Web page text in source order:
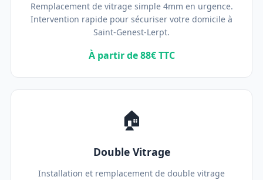
Remplacement de vitrage simple 4mm en urgence.
Intervention rapide pour sécuriser votre domicile à
Saint-Genest-Lerpt.
À partir de 88€ TTC
🏠
Double Vitrage
Installation et remplacement de double vitrage